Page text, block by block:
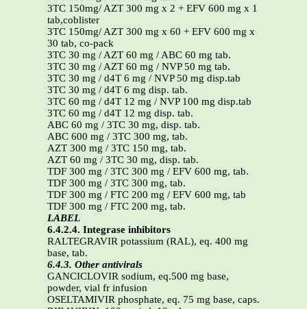
3TC 150mg/ AZT 300 mg x 2 + EFV 600 mg x 1
tab,coblister
3TC 150mg/ AZT 300 mg x 60 + EFV 600 mg x
30 tab, co-pack
3TC 30 mg / AZT 60 mg / ABC 60 mg tab.
3TC 30 mg / AZT 60 mg / NVP 50 mg tab.
3TC 30 mg / d4T 6 mg / NVP 50 mg disp.tab
3TC 30 mg / d4T 6 mg disp. tab.
3TC 60 mg / d4T 12 mg / NVP 100 mg disp.tab
3TC 60 mg / d4T 12 mg disp. tab.
ABC 60 mg / 3TC 30 mg, disp. tab.
ABC 600 mg / 3TC 300 mg, tab.
AZT 300 mg / 3TC 150 mg, tab.
AZT 60 mg / 3TC 30 mg, disp. tab.
TDF 300 mg / 3TC 300 mg / EFV 600 mg, tab.
TDF 300 mg / 3TC 300 mg, tab.
TDF 300 mg / FTC 200 mg / EFV 600 mg, tab
TDF 300 mg / FTC 200 mg, tab.
LABEL
6.4.2.4. Integrase inhibitors
RALTEGRAVIR potassium (RAL), eq. 400 mg
base, tab.
6.4.3. Other antivirals
GANCICLOVIR sodium, eq.500 mg base,
powder, vial fr infusion
OSELTAMIVIR phosphate, eq. 75 mg base, caps.